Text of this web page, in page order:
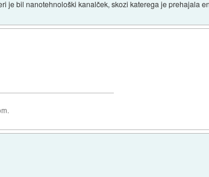
je bil nanotehnološki kanalček, skozi katerega je prehajala